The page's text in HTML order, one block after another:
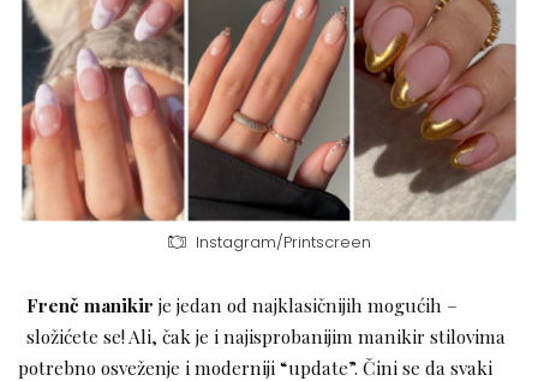
Instagram/Printscreen
Frenč manikir je jedan od najklasičnijih mogućih –
složićete se! Ali, čak je i najisprobanijim manikir stilovima
potrebno osveženje i moderniji “update”. Čini se da svaki